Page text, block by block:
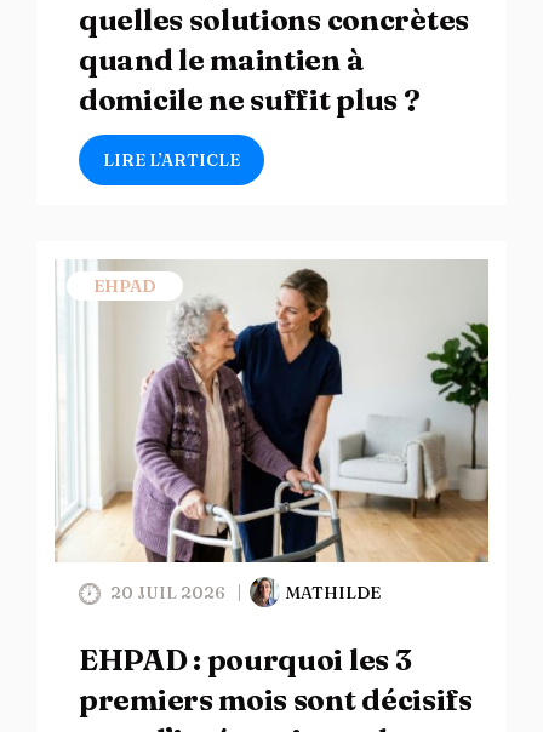
quelles solutions concrètes
quand le maintien à
domicile ne suffit plus ?
LIRE L’ARTICLE
EHPAD
20 JUIL 2026 MATHILDE
EHPAD : pourquoi les 3
premiers mois sont décisifs